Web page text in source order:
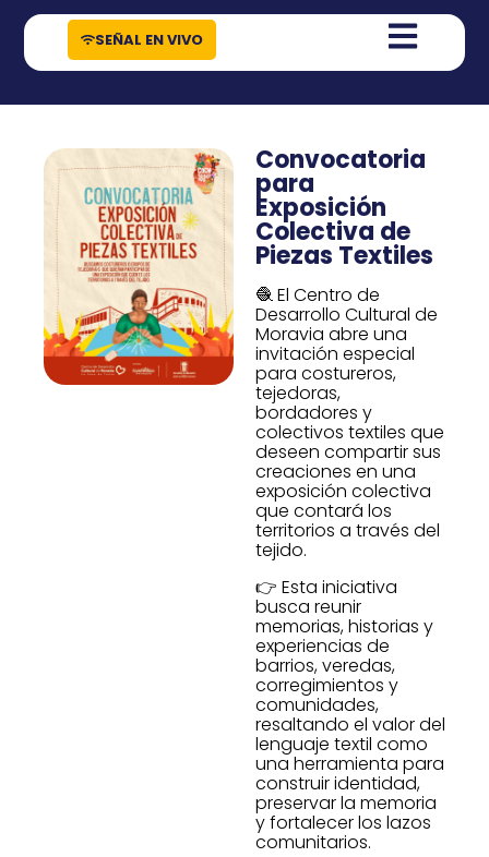
contenido
SEÑAL EN VIVO
Convocatoria
para
Exposición
Colectiva de
Piezas Textiles
🧶 El Centro de
Desarrollo Cultural de
Moravia abre una
invitación especial
para costureros,
tejedoras,
bordadores y
colectivos textiles que
deseen compartir sus
creaciones en una
exposición colectiva
que contará los
territorios a través del
tejido.
👉 Esta iniciativa
busca reunir
memorias, historias y
experiencias de
barrios, veredas,
corregimientos y
comunidades,
resaltando el valor del
lenguaje textil como
una herramienta para
construir identidad,
preservar la memoria
y fortalecer los lazos
comunitarios.